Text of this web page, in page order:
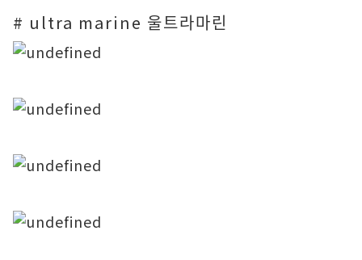
# ultra marine 울트라마린